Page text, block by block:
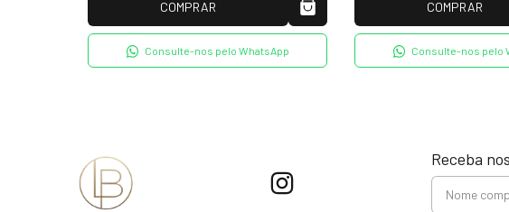
COMPRAR
Consulte-nos pelo WhatsApp
COMPRAR
Consulte-nos pelo
Receba